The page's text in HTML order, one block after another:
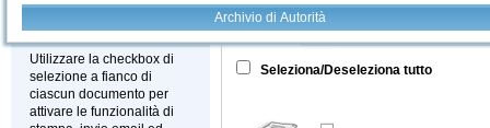
Archivio di Autorità
Stampa - Email - Export
Utilizzare la checkbox di
selezione a fianco di
ciascun documento per
attivare le funzionalità di
Tutto +
Seleziona/Deseleziona tutto